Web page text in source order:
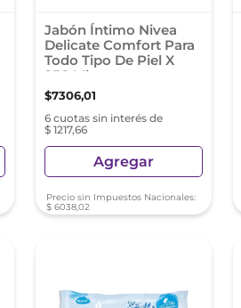
Jabón Íntimo Nivea
Delicate Comfort Para
Todo Tipo De Piel X
250 Ml
$7306,01
6 cuotas sin interés de
$ 1217,66
Agregar
Precio sin Impuestos Nacionales:
$ 6038,02